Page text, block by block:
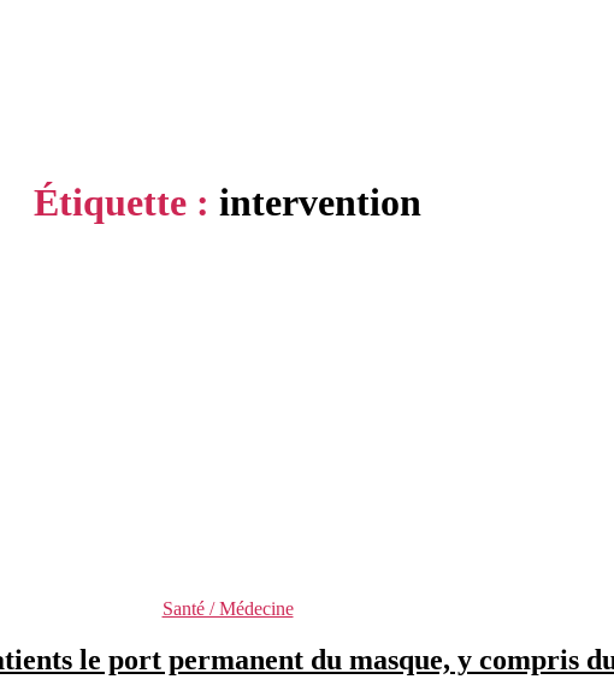
Étiquette : intervention
Catégories
Santé / Médecine
le port permanent du masque, y compris